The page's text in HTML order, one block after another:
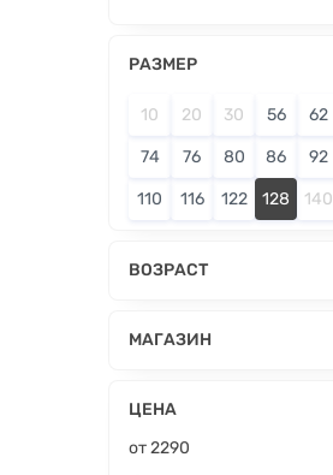
РАЗМЕР
10 20 30 56 62
74 76 80 86 92
110 116 122 128 140
ВОЗРАСТ
МАГАЗИН
ЦЕНА
от2290